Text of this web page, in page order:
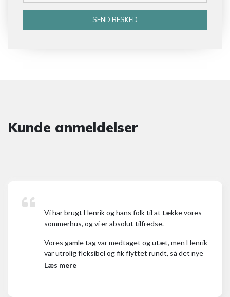
Kunde anmeldelser
Vi har brugt Henrik og hans folk til at tække vores
sommerhus, og vi er absolut tilfredse.
Vores gamle tag var medtaget og utæt, men Henrik
var utrolig fleksibel og fik flyttet rundt, så det nye
tag kunne blive lavet akut.
Læs mere